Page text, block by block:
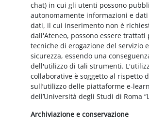
chat) in cui gli utenti possono
autonomamente informazioni e
dati, il cui inserimento non è
dall'Ateneo, possono essere trattati
tecniche di erogazione del servizio
sicurezza, essendo una
dell'utilizzo di tali strumenti.
collaborative è soggetto al rispetto
sull’utilizzo delle piattaforme e-
dell’Università degli Studi di Roma
Archiviazione e conservazione